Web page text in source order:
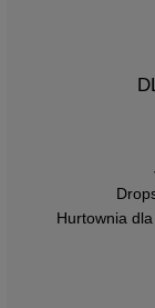
Hurtownia